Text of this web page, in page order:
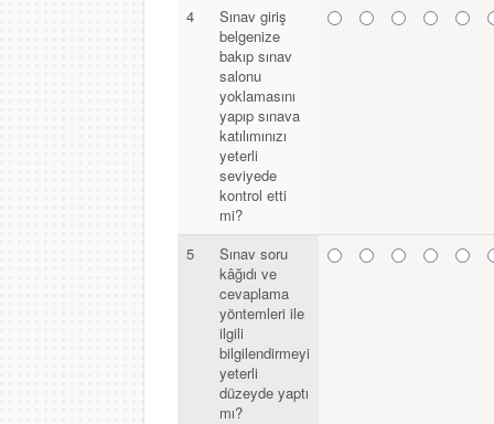
4
Sınav giriş
belgenize
bakıp sınav
salonu
yoklamasını
yapıp sınava
katılımınızı
yeterli
seviyede
kontrol etti
mi?
5
Sınav soru
kâğıdı ve
cevaplama
yöntemleri ile
ilgili
bilgilendirmeyi
yeterli
düzeyde yaptı
mı?